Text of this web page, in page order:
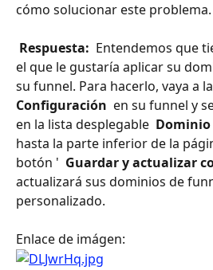
cómo solucionar este problema.
Respuesta: Entendemos que
el que le gustaría aplicar su
su funnel. Para hacerlo, vaya a
Configuración en su funnel y
en la lista desplegable Dominio
hasta la parte inferior de la
botón ' Guardar y actualizar
actualizará sus dominios de
personalizado.
Enlace de imágen: